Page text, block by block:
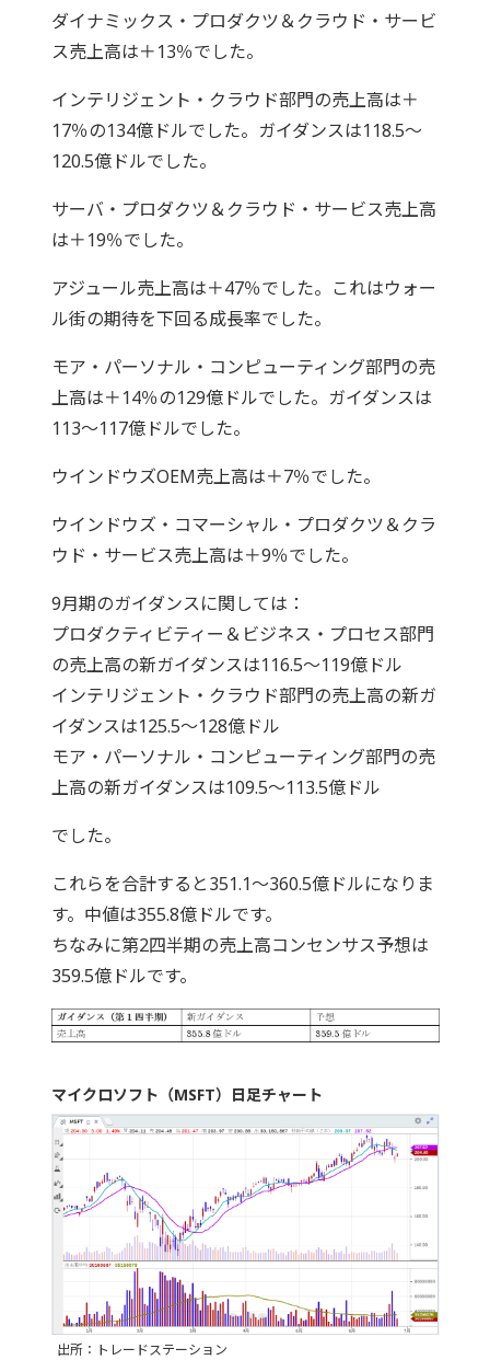
ダイナミックス・プロダクツ＆クラウド・サービ
ス売上高は＋13％でした。
インテリジェント・クラウド部門の売上高は＋
17％の134億ドルでした。ガイダンスは118.5～
120.5億ドルでした。
サーバ・プロダクツ＆クラウド・サービス売上高
は＋19％でした。
アジュール売上高は＋47％でした。これはウォー
ル街の期待を下回る成長率でした。
モア・パーソナル・コンピューティング部門の売
上高は＋14％の129億ドルでした。ガイダンスは
113～117億ドルでした。
ウインドウズOEM売上高は＋7％でした。
ウインドウズ・コマーシャル・プロダクツ＆クラ
ウド・サービス売上高は＋9％でした。
9月期のガイダンスに関しては：
プロダクティビティー＆ビジネス・プロセス部門
の売上高の新ガイダンスは116.5～119億ドル
インテリジェント・クラウド部門の売上高の新ガ
イダンスは125.5～128億ドル
モア・パーソナル・コンピューティング部門の売
上高の新ガイダンスは109.5～113.5億ドル
でした。
これらを合計すると351.1～360.5億ドルになりま
す。中値は355.8億ドルです。
ちなみに第2四半期の売上高コンセンサス予想は
359.5億ドルです。
マイクロソフト（MSFT）日足チャート
出所：トレードステーション